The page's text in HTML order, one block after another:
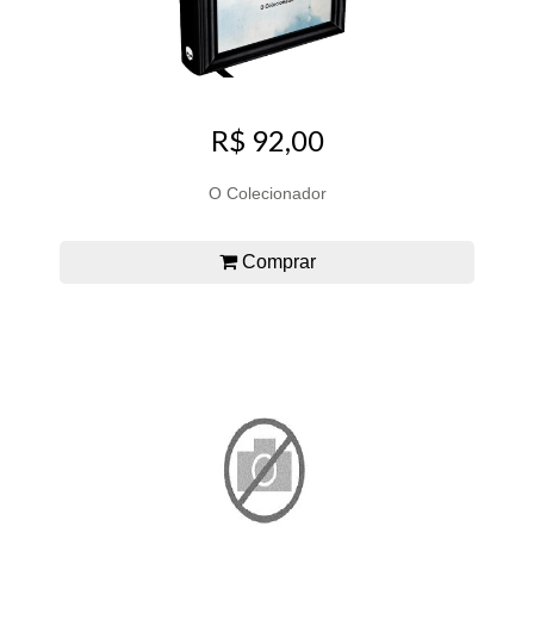
R$ 92,00
O Colecionador
Comprar